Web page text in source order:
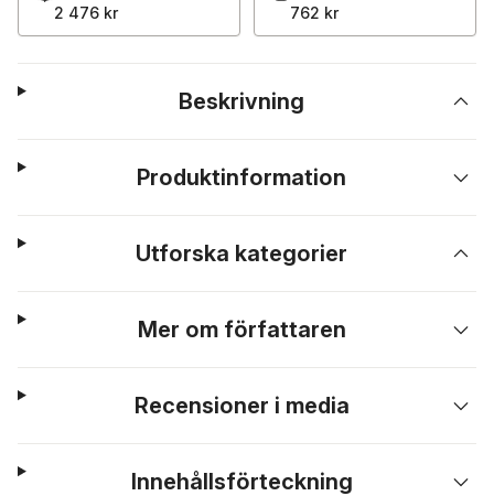
2 476 kr
762 kr
Beskrivning
Produktinformation
Utforska kategorier
Mer om författaren
Recensioner i media
Innehållsförteckning